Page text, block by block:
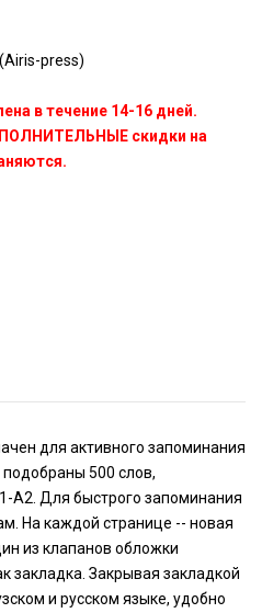
press)
в течение 14-16 дней.
скидки на
для активного запоминания
500 слов,
А2. Для быстрого запоминания
На каждой странице -- новая
из клапанов обложки
закладка. Закрывая закладкой
и русском языке, удобно